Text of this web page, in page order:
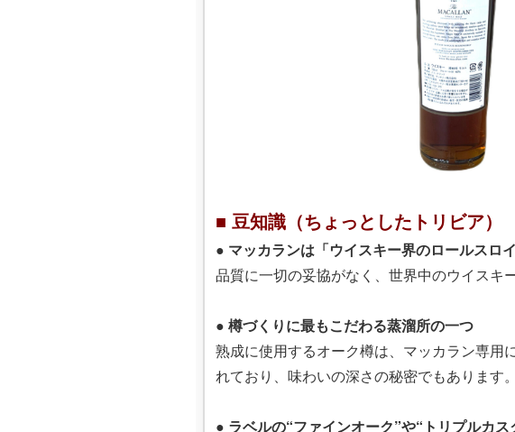
■ 豆知識（ちょっとしたトリビア）
● マッカランは「ウイスキー界のロールスロ
品質に一切の妥協がなく、世界中のウイスキ
●樽づくりに最もこだわる蒸溜所の一つ
熟成に使用するオーク樽は、マッカラン専用
れており、味わいの深さの秘密でもあります。
● ラベルの“ファインオーク”や“トリプルカ